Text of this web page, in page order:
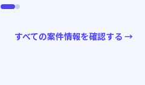
すべての案件情報を確認する →